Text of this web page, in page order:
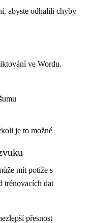
abyste odhalili chyby
ve Wordu.
je to možné
mít potíže s
trénovacích dat
přesnost